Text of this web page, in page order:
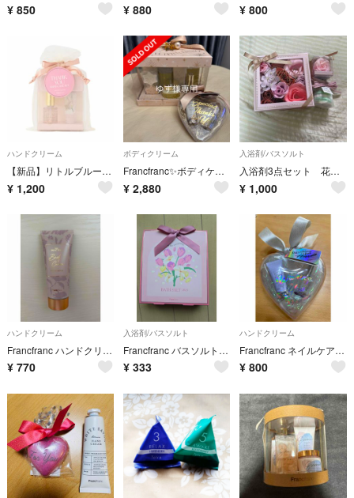
¥ 850 ¥ 880 ¥ 800
ハンドクリーム
【新品】リトルブルーム ギフトセット サンキュー PK
¥ 1,200
ボディクリーム
Francfranc✨️ボディケアギフトセット✨️ネイルケアセット
¥ 2,880
入浴剤/バスソルト
入浴剤3点セット 花 マカロン
¥ 1,000
ハンドクリーム
Francfranc ハンドクリーム ボディクリーム ローズ&サボン
¥ 770
入浴剤/バスソルト
Francfranc バスソルト 2包入り ピンクブーケの香り
¥ 333
ハンドクリーム
Francfranc ネイルケアセット ハンドクリーム ネイルオイル プレゼント
¥ 800